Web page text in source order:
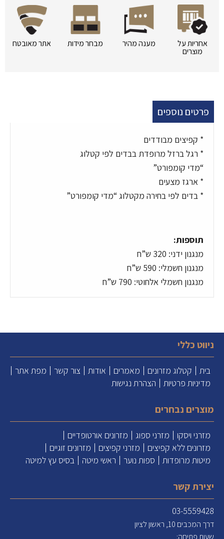
פרטים נוספים
* קפיצים מבודדים
* רגל ברזל מרופדת בבדים לפי קטלוג
“מדי קומפורט”
* ארגז מצעים
* בדים לפי בחירה מקטלוג “מדי קומפורט”
תוספות:
מנגנון ידני: 320 ש”ח
מנגנון חשמלי: 590 ש”ח
מנגנון חשמלי אלחוטי: 790 ש”ח
אחריות על
מוצרים
מענה מהיר מבחר מידות אתר מאובטח
ניווט כללי
בית קטלוג מזרונים מאמרים אודות צור קשר
מפת אתר
מדיניות פרטיות
הצהרת נגישות
מוצרים נבחרים
מזרני ויסקו מזרני ספוג
מזרונים אורטופדיים
מזרונים ללא קפיצים
מזרני קפיצים
מזרונים זוגיים
מיטות מרופדות
ספות נוער ראשי מיטה בסיס עץ למיטה
יצירת קשר
03-5559428
דרך המכבים 10, ראשון לציון
שעות פתיחה: